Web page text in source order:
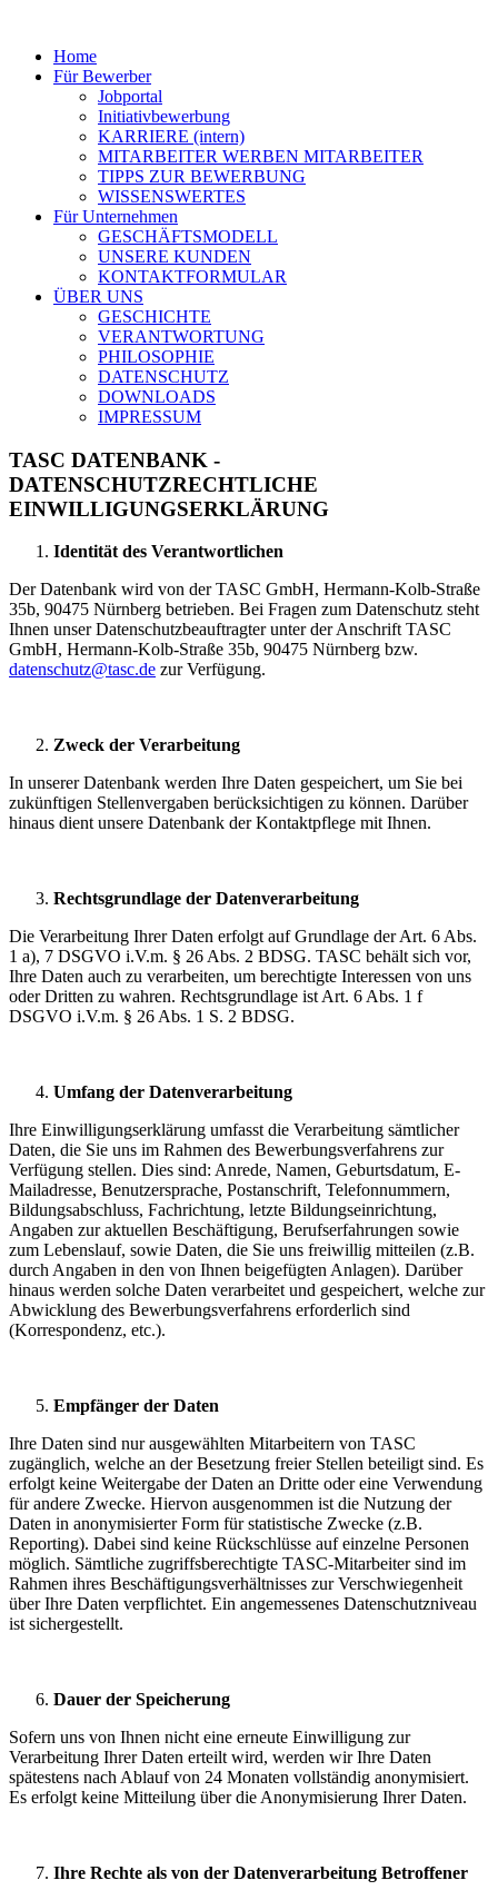
Home
Für Bewerber
Jobportal
Initiativbewerbung
KARRIERE (intern)
MITARBEITER WERBEN MITARBEITER
TIPPS ZUR BEWERBUNG
WISSENSWERTES
Für Unternehmen
GESCHÄFTSMODELL
UNSERE KUNDEN
KONTAKTFORMULAR
ÜBER UNS
GESCHICHTE
VERANTWORTUNG
PHILOSOPHIE
DATENSCHUTZ
DOWNLOADS
IMPRESSUM
TASC DATENBANK -
DATENSCHUTZRECHTLICHE
EINWILLIGUNGSERKLÄRUNG
Identität des Verantwortlichen
Der Datenbank wird von der TASC GmbH, Hermann-Kolb-Straße
35b, 90475 Nürnberg betrieben. Bei Fragen zum Datenschutz steht
Ihnen unser Datenschutzbeauftragter unter der Anschrift TASC
GmbH, Hermann-Kolb-Straße 35b, 90475 Nürnberg bzw.
datenschutz@tasc.de zur Verfügung.
Zweck der Verarbeitung
In unserer Datenbank werden Ihre Daten gespeichert, um Sie bei
zukünftigen Stellenvergaben berücksichtigen zu können. Darüber
hinaus dient unsere Datenbank der Kontaktpflege mit Ihnen.
Rechtsgrundlage der Datenverarbeitung
Die Verarbeitung Ihrer Daten erfolgt auf Grundlage der Art. 6 Abs.
1 a), 7 DSGVO i.V.m. § 26 Abs. 2 BDSG. TASC behält sich vor,
Ihre Daten auch zu verarbeiten, um berechtigte Interessen von uns
oder Dritten zu wahren. Rechtsgrundlage ist Art. 6 Abs. 1 f
DSGVO i.V.m. § 26 Abs. 1 S. 2 BDSG.
Umfang der Datenverarbeitung
Ihre Einwilligungserklärung umfasst die Verarbeitung sämtlicher
Daten, die Sie uns im Rahmen des Bewerbungsverfahrens zur
Verfügung stellen. Dies sind: Anrede, Namen, Geburtsdatum, E-
Mailadresse, Benutzersprache, Postanschrift, Telefonnummern,
Bildungsabschluss, Fachrichtung, letzte Bildungseinrichtung,
Angaben zur aktuellen Beschäftigung, Berufserfahrungen sowie
zum Lebenslauf, sowie Daten, die Sie uns freiwillig mitteilen (z.B.
durch Angaben in den von Ihnen beigefügten Anlagen). Darüber
hinaus werden solche Daten verarbeitet und gespeichert, welche zur
Abwicklung des Bewerbungsverfahrens erforderlich sind
(Korrespondenz, etc.).
Empfänger der Daten
Ihre Daten sind nur ausgewählten Mitarbeitern von TASC
zugänglich, welche an der Besetzung freier Stellen beteiligt sind. Es
erfolgt keine Weitergabe der Daten an Dritte oder eine Verwendung
für andere Zwecke. Hiervon ausgenommen ist die Nutzung der
Daten in anonymisierter Form für statistische Zwecke (z.B.
Reporting). Dabei sind keine Rückschlüsse auf einzelne Personen
möglich. Sämtliche zugriffsberechtigte TASC-Mitarbeiter sind im
Rahmen ihres Beschäftigungsverhältnisses zur Verschwiegenheit
über Ihre Daten verpflichtet. Ein angemessenes Datenschutzniveau
ist sichergestellt.
Dauer der Speicherung
Sofern uns von Ihnen nicht eine erneute Einwilligung zur
Verarbeitung Ihrer Daten erteilt wird, werden wir Ihre Daten
spätestens nach Ablauf von 24 Monaten vollständig anonymisiert.
Es erfolgt keine Mitteilung über die Anonymisierung Ihrer Daten.
Ihre Rechte als von der Datenverarbeitung Betroffener